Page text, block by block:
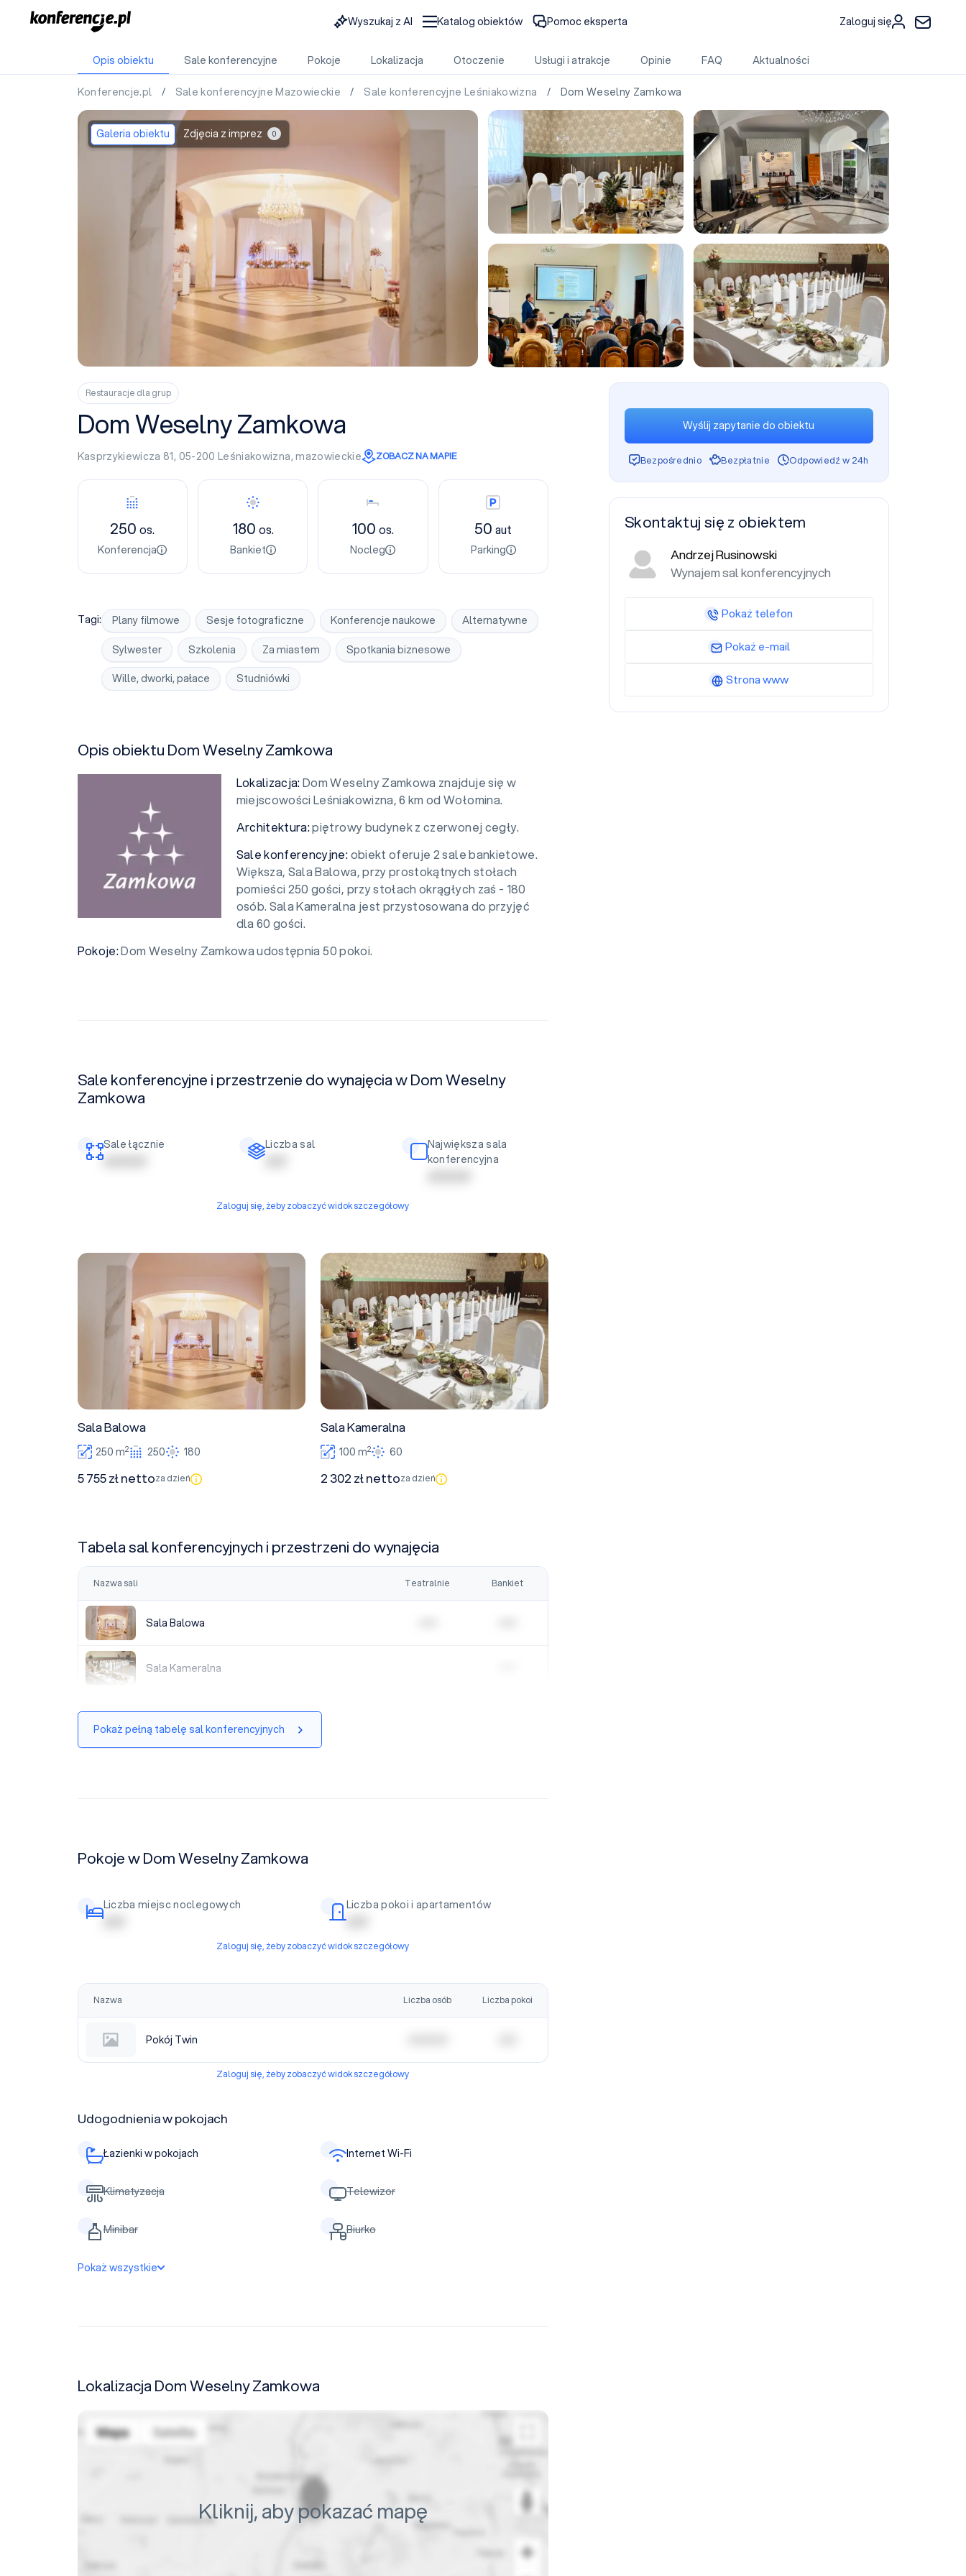
Wyszukaj z AI Katalog obiektów Pomoc eksperta Zaloguj się
Opis obiektu Sale konferencyjne Pokoje Lokalizacja Otoczenie Usługi i atrakcje Opinie FAQ Aktualności
Konferencje.pl / Sale konferencyjne Mazowieckie / Sale konferencyjne Leśniakowizna / Dom Weselny Zamkowa
Galeria obiektu Zdjęcia z imprez 0
+5
Restauracje dla grup
Dom Weselny Zamkowa
Kasprzykiewicza 81, 05-200 Leśniakowizna,mazowieckie ZOBACZ NA MAPIE
Konferencja
250os.
Konferencja
Bankiet
180 os.
Bankiet
Nocleg
100os.
Nocleg
Parking
50aut
Parking
Tagi: Plany filmowe Sesje fotograficzne Konferencje naukowe Alternatywne
Sylwester Szkolenia Za miastem Spotkania biznesowe
Wille, dworki, pałace Studniówki
Opis obiektu Dom Weselny Zamkowa
Lokalizacja:Dom Weselny Zamkowa znajduje się w
miejscowości Leśniakowizna, 6 km od Wołomina.
Architektura:piętrowy budynek z czerwonej cegły.
Sale konferencyjne:obiekt oferuje 2 sale bankietowe.
Większa, Sala Balowa, przy prostokątnych stołach
pomieści 250 gości, przy stołach okrągłych zaś - 180
osób. Sala Kameralna jest przystosowana do przyjęć
dla 60 gości.
Pokoje:Dom Weselny Zamkowa udostępnia 50 pokoi.
Sale konferencyjne i przestrzenie do wynajęcia w Dom Weselny
Zamkowa
Sale łącznie
| | | | | | | | | |
Liczba sal
Największa sala
konferencyjna
Zaloguj się, żeby zobaczyć widok szczegółowy
Sala Balowa
Sala Balowa
250 m2 250 180
5 755 zł nettoza dzień
Sala Kameralna
Sala Kameralna
100 m2 60
2 302 zł nettoza dzień
Tabela sal konferencyjnych i przestrzeni do wynajęcia
Nazwa sali Teatralnie Bankiet
Sala Balowa
Sala Balowa
Sala Kameralna
Sala Kameralna
Pokaż pełną tabelę sal konferencyjnych
Pokoje w Dom Weselny Zamkowa
Liczba miejsc noclegowych
| | | | |
Liczba pokoi i apartamentów
| | | | |
Zaloguj się, żeby zobaczyć widok szczegółowy
Nazwa Liczba osób Liczba pokoi
Pokój Twin
Zaloguj się, żeby zobaczyć widok szczegółowy
Udogodnienia w pokojach
Łazienki w pokojach Internet Wi-Fi
Klimatyzacja Telewizor
Minibar Biurko
Pokaż wszystkie
Lokalizacja Dom Weselny Zamkowa
Kliknij, aby pokazać mapę
Wyślij zapytanie do obiektu
Bezpośrednio Bezpłatnie Odpowiedź w 24h
Skontaktuj się z obiektem
Andrzej Rusinowski
Wynajem sal konferencyjnych
Pokaż telefon
Pokaż e-mail
Strona www